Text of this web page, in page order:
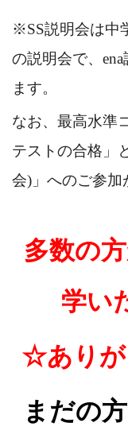
※SS説明会は中
の説明会で、
ます。
なお、最高水準
テストの合格」
会)」へのご参加
多数の
学い
☆あり
まだの